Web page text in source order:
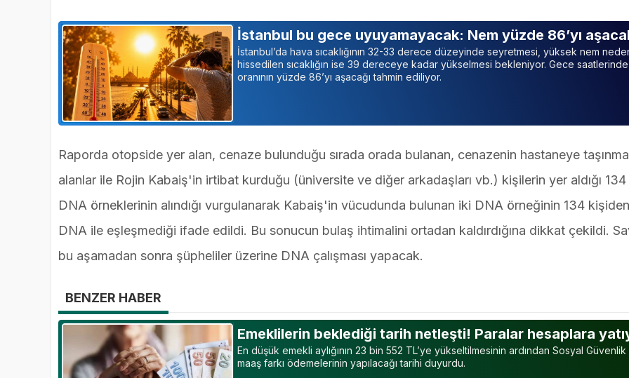
İstanbul bu gece uyuyamayacak: Nem yüzde 86’yı
İstanbul’da hava sıcaklığının 32-33 derece düzeyinde seyretmesi, yüksek nem
hissedilen sıcaklığın ise 39 dereceye kadar yükselmesi bekleniyor. Gece
oranının yüzde 86’yı aşacağı tahmin ediliyor.
Raporda otopside yer alan, cenaze bulunduğu sırada orada bulanan, cenazenin hastaneye
alanlar ile Rojin Kabaiş'in irtibat kurduğu (üniversite ve diğer arkadaşları vb.) kişilerin yer aldığı
DNA örneklerinin alındığı vurgulanarak Kabaiş'in vücudunda bulunan iki DNA örneğinin 134 kişiden
DNA ile eşleşmediği ifade edildi. Bu sonucun bulaş ihtimalini ortadan kaldırdığına dikkat çekildi.
bu aşamadan sonra şüpheliler üzerine DNA çalışması yapacak.
BENZER HABER
Emeklilerin beklediği tarih netleşti! Paralar hesaplara
En düşük emekli aylığının 23 bin 552 TL’ye yükseltilmesinin ardından Sosyal Güvenlik
maaş farkı ödemelerinin yapılacağı tarihi duyurdu.